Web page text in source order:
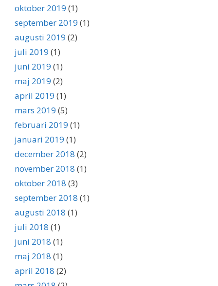
oktober 2019 (1)
september 2019 (1)
augusti 2019 (2)
juli 2019 (1)
juni 2019 (1)
maj 2019 (2)
april 2019 (1)
mars 2019 (5)
februari 2019 (1)
januari 2019 (1)
december 2018 (2)
november 2018 (1)
oktober 2018 (3)
september 2018 (1)
augusti 2018 (1)
juli 2018 (1)
juni 2018 (1)
maj 2018 (1)
april 2018 (2)